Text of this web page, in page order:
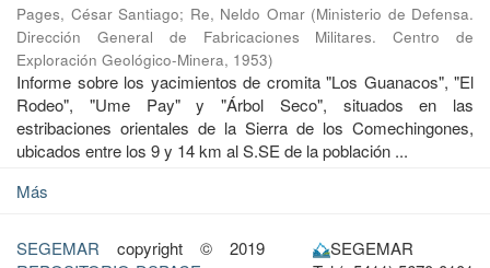
Pages, César Santiago; Re, Neldo Omar (Ministerio de Defensa.
Dirección General de Fabricaciones Militares. Centro de
Exploración Geológico-Minera, 1953)
Informe sobre los yacimientos de cromita "Los Guanacos", "El
Rodeo", "Ume Pay" y "Árbol Seco", situados en las
estribaciones orientales de la Sierra de los Comechingones,
ubicados entre los 9 y 14 km al S.SE de la población ...
Más
SEGEMAR copyright © 2019
SEGEMAR